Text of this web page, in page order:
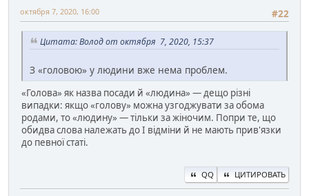
#22
октября 7, 2020, 16:00
Цитата: Волод от октября 7, 2020, 15:37
З «головою» у людини вже нема проблем.
«Голова» як назва посади й «людина» — дещо різні
випадки: якщо «голову» можна узгоджувати за обома
родами, то «людину» — тільки за жіночим. Попри те, що
обидва слова належать до І відміни й не мають прив'язки
до певної статі.
QQ ЦИТИРОВАТЬ